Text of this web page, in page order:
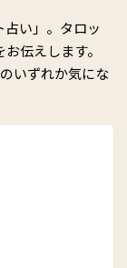
い」。タロッ
伝えします。
いずれか気にな